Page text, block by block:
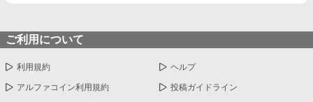
ご利用について
利用規約 ヘルプ
アルファコイン利用規約 投稿ガイドライン